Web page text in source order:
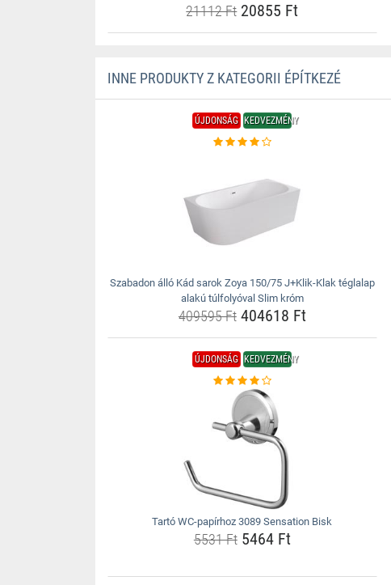
21112 Ft20855 Ft
INNE PRODUKTY Z KATEGORII ÉPÍTKEZÉ
ÚJDONSÁG KEDVEZMÉNY
Szabadon álló Kád sarok Zoya 150/75 J+Klik-Klak téglalap
alakú túlfolyóval Slim króm
409595 Ft404618 Ft
ÚJDONSÁG KEDVEZMÉNY
Tartó WC-papírhoz 3089 Sensation Bisk
5531 Ft5464 Ft